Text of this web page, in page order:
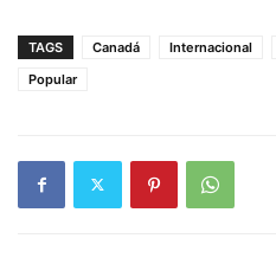
TAGS Canadá Internacional
Popular